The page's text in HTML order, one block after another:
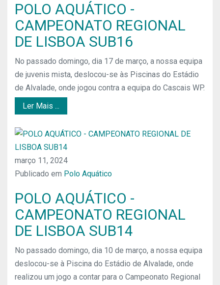
POLO AQUÁTICO -
CAMPEONATO REGIONAL
DE LISBOA SUB16
No passado domingo, dia 17 de março, a nossa equipa
de juvenis mista, deslocou-se às Piscinas do Estádio
de Alvalade, onde jogou contra a equipa do Cascais WP.
Ler Mais ...
março 11, 2024
Publicado em Polo Aquático
POLO AQUÁTICO -
CAMPEONATO REGIONAL
DE LISBOA SUB14
No passado domingo, dia 10 de março, a nossa equipa
deslocou-se à Piscina do Estádio de Alvalade, onde
realizou um jogo a contar para o Campeonato Regional